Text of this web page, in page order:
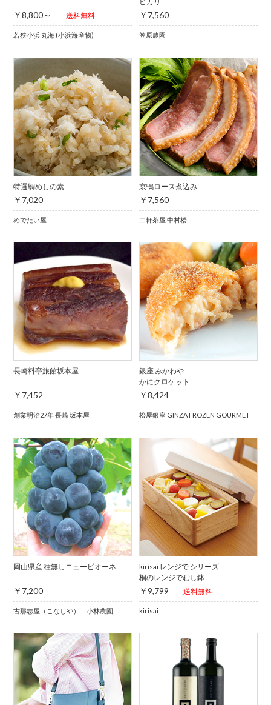
￥8,800～ 送料無料
若狭小浜 丸海 (小浜海産物)
￥7,560
笠原農園
特選鯛めしの素
￥7,020
めでたい屋
京鴨ロース煮込み
￥7,560
二軒茶屋 中村楼
長崎料亭旅館坂本屋
￥7,452
創業明治27年 長崎 坂本屋
銀座 みかわや
かにクロケット
￥8,424
松屋銀座 GINZA FROZEN GOURMET
岡山県産 種無しニューピオーネ
￥7,200
古那志屋（こなしや） 小林農園
kirisai レンジで シリーズ
桐のレンジでむし鉢
￥9,799 送料無料
kirisai